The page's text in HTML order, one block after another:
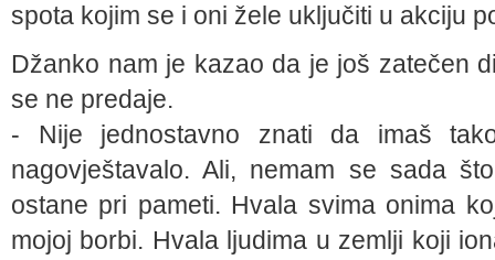
spota kojim se i oni žele uključiti u akciju
Džanko nam je kazao da je još zatečen
se ne predaje.
- Nije jednostavno znati da imaš
nagovještavalo. Ali, nemam se sada
ostane pri pameti. Hvala svima onima
mojoj borbi. Hvala ljudima u zemlji koji